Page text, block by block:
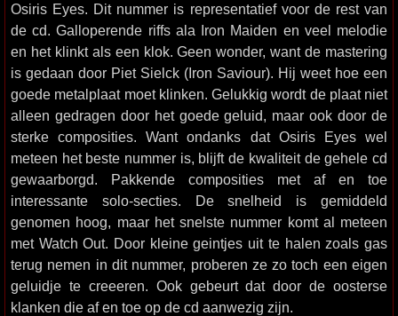
Osiris Eyes. Dit nummer is representatief voor de rest van
de cd. Galloperende riffs ala Iron Maiden en veel melodie
en het klinkt als een klok. Geen wonder, want de mastering
is gedaan door Piet Sielck (Iron Saviour). Hij weet hoe een
goede metalplaat moet klinken. Gelukkig wordt de plaat niet
alleen gedragen door het goede geluid, maar ook door de
sterke composities. Want ondanks dat Osiris Eyes wel
meteen het beste nummer is, blijft de kwaliteit de gehele cd
gewaarborgd. Pakkende composities met af en toe
interessante solo-secties. De snelheid is gemiddeld
genomen hoog, maar het snelste nummer komt al meteen
met Watch Out. Door kleine geintjes uit te halen zoals gas
terug nemen in dit nummer, proberen ze zo toch een eigen
geluidje te creeeren. Ook gebeurt dat door de oosterse
klanken die af en toe op de cd aanwezig zijn.